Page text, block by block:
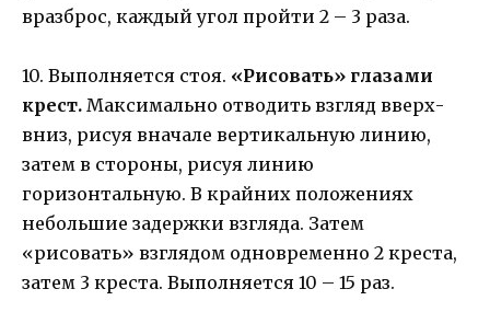
вразброс, каждый угол пройти 2 – 3 раза.
10. Выполняется стоя. «Рисовать» глазами
крест. Максимально отводить взгляд вверх-
вниз, рисуя вначале вертикальную линию,
затем в стороны, рисуя линию
горизонтальную. В крайних положениях
небольшие задержки взгляда. Затем
«рисовать» взглядом одновременно 2 креста,
затем 3 креста. Выполняется 10 – 15 раз.